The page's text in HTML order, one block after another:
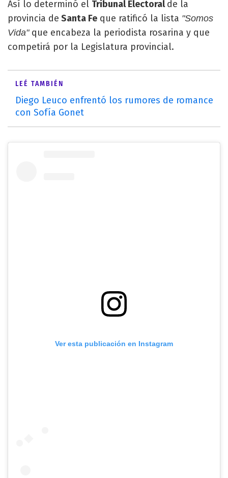
Así lo determinó el Tribunal Electoralde la
provincia de Santa Fe que ratificó la lista "Somos
Vida" que encabeza la periodista rosarina y que
competirá por la Legislatura provincial.
LEÉ TAMBIÉN
Diego Leuco enfrentó los rumores de romance
con Sofía Gonet
Ver esta publicación en Instagram